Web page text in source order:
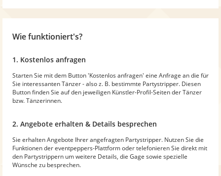
Wie funktioniert's?
1. Kostenlos anfragen
Starten Sie mit dem Button 'Kostenlos anfragen' eine Anfrage an die für
Sie interessanten Tänzer - also z. B. bestimmte Partystripper. Diesen
Button finden Sie auf den jeweiligen Künstler-Profil-Seiten der Tänzer
bzw. Tänzerinnen.
2. Angebote erhalten & Details besprechen
Sie erhalten Angebote Ihrer angefragten Partystripper. Nutzen Sie die
Funktionen der eventpeppers-Plattform oder telefonieren Sie direkt mit
den Partystrippern um weitere Details, die Gage sowie spezielle
Wünsche zu besprechen.